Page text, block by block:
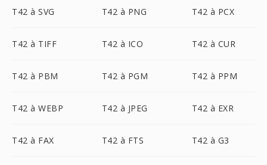
T42 à SVG T42 à PNG T42 à PCX
T42 à TIFF T42 à ICO T42 à CUR
T42 à PBM T42 à PGM T42 à PPM
T42 à WEBP T42 à JPEG T42 à EXR
T42 à FAX T42 à FTS T42 à G3